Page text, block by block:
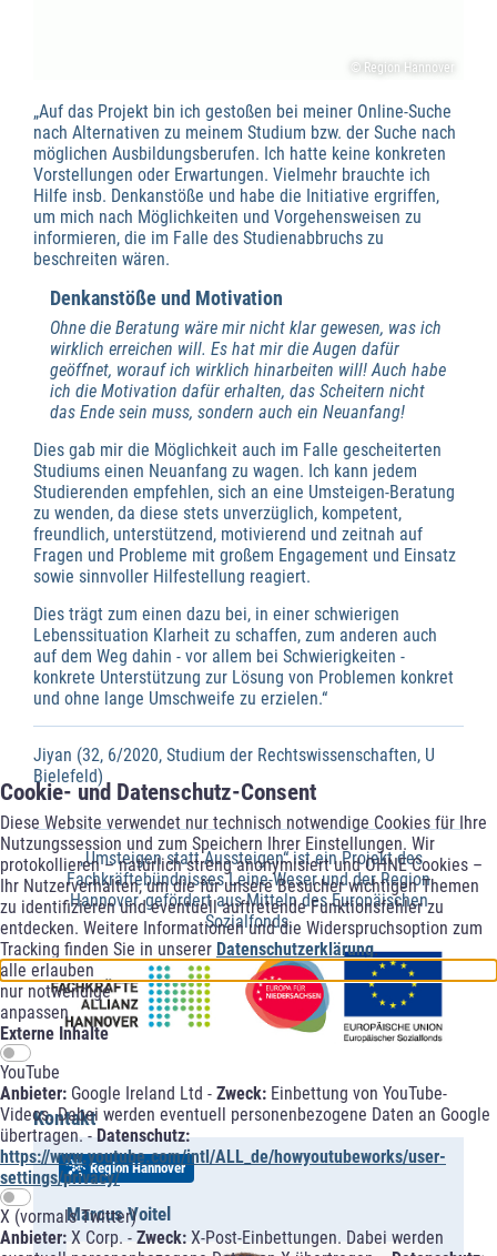
Cookie- und Datenschutz-Consent
Diese Website verwendet nur technisch notwendige Cookies für Ihre
Nutzungssession und zum Speichern Ihrer Einstellungen. Wir
protokollieren – natürlich streng anonymisiert und OHNE Cookies –
Ihr Nutzerverhalten, um die für unsere Besucher wichtigen Themen
zu identifizieren und eventuell auftretende Funktionsfehler zu
entdecken. Weitere Informationen und die Widerspruchsoption zum
Tracking finden Sie in unserer Datenschutzerklärung.
alle erlauben
nur notwendige
anpassen
Externe Inhalte
YouTube
Anbieter: Google Ireland Ltd - Zweck: Einbettung von YouTube-
Videos. Dabei werden eventuell personenbezogene Daten an Google
übertragen. -Datenschutz:
https://www.youtube.com/intl/ALL_de/howyoutubeworks/user-
settings/privacy/
X (vormals Twitter)
Anbieter: X Corp. - Zweck: X-Post-Einbettungen. Dabei werden
© Region Hannover
„Auf das Projekt bin ich gestoßen bei meiner Online-Suche
nach Alternativen zu meinem Studium bzw. der Suche nach
möglichen Ausbildungsberufen. Ich hatte keine konkreten
Vorstellungen oder Erwartungen. Vielmehr brauchte ich
Hilfe insb. Denkanstöße und habe die Initiative ergriffen,
um mich nach Möglichkeiten und Vorgehensweisen zu
informieren, die im Falle des Studienabbruchs zu
beschreiten wären.
Denkanstöße und Motivation
Ohne die Beratung wäre mir nicht klar gewesen, was ich
wirklich erreichen will. Es hat mir die Augen dafür
geöffnet, worauf ich wirklich hinarbeiten will! Auch habe
ich die Motivation dafür erhalten, das Scheitern nicht
das Ende sein muss, sondern auch ein Neuanfang!
Dies gab mir die Möglichkeit auch im Falle gescheiterten
Studiums einen Neuanfang zu wagen. Ich kann jedem
Studierenden empfehlen, sich an eine Umsteigen-Beratung
zu wenden, da diese stets unverzüglich, kompetent,
freundlich, unterstützend, motivierend und zeitnah auf
Fragen und Probleme mit großem Engagement und Einsatz
sowie sinnvoller Hilfestellung reagiert.
Dies trägt zum einen dazu bei, in einer schwierigen
Lebenssituation Klarheit zu schaffen, zum anderen auch
auf dem Weg dahin - vor allem bei Schwierigkeiten -
konkrete Unterstützung zur Lösung von Problemen konkret
und ohne lange Umschweife zu erzielen.“
Jiyan (32, 6/2020, Studium der Rechtswissenschaften, U
Bielefeld)
„Umsteigen statt Aussteigen“ ist ein Projekt des
Fachkräftebündnisses Leine-Weser und der Region
Hannover, gefördert aus Mitteln des Europäischen
Sozialfonds.
Kontakt
Region Hannover
Marcus Voitel